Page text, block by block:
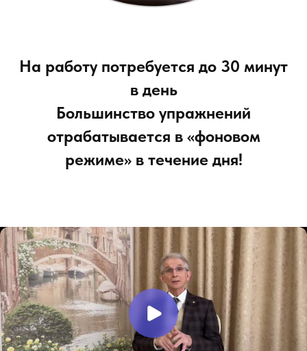
На работу потребуется до 30 минут
в день
Большинство упражнений
отрабатывается в «фоновом
режиме» в течение дня!